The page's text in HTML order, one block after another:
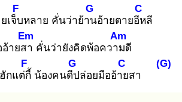
เจ็บ
F
หลาย คั่นว่าย้าน
G
อ้ายตายอีห
C
ลี
ายสา
Em
คั่นว่ายังคิดพ้อความ
Am
ดี
กแต่กี้
F
น้องคนดีป
G
ล่อยมืออ้าย
C
สา
(G)